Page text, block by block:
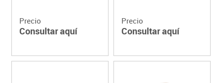
Precio
Consultar aquí
Precio
Consultar aquí